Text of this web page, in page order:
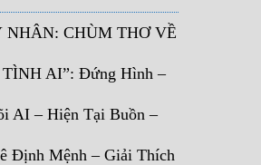
NHÂN: CHÙM THƠ VỀ
TÌNH AI”: Đứng Hình –
AI – Hiện Tại Buồn –
Định Mệnh – Giải Thích